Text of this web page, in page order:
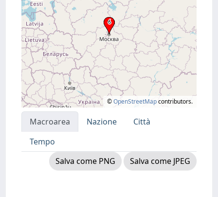
©OpenStreetMapcontributors.
Macroarea Nazione
Città
Tempo
Salva come PNG
Salva come JPEG